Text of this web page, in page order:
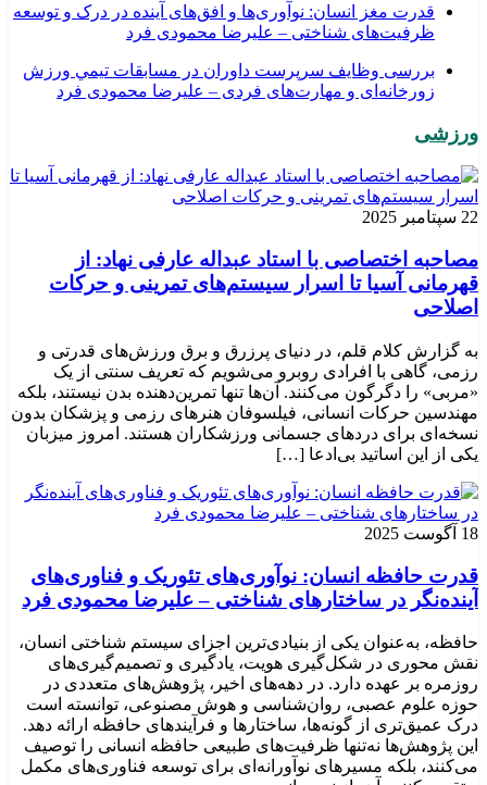
قدرت مغز انسان: نوآوری‌ها و افق‌های آینده در درک و توسعه
ظرفیت‌های شناختی – علیرضا محمودی فرد
بررسی وظايف سرپرست داوران در مسابقات تیمي ورزش
زورخانه‌ای و مهارت‌های فردی – علیرضا محمودی فرد
ورزشی
22 سپتامبر 2025
مصاحبه اختصاصی با استاد عبداله عارفی نهاد: از
قهرمانی آسیا تا اسرار سیستم‌های تمرینی و حرکات
اصلاحی
به گزارش کلام قلم، در دنیای پرزرق و برق ورزش‌های قدرتی و
رزمی، گاهی با افرادی روبرو می‌شویم که تعریف سنتی از یک
«مربی» را دگرگون می‌کنند. آن‌ها تنها تمرین‌دهنده بدن نیستند، بلکه
مهندسین حرکات انسانی، فیلسوفان هنرهای رزمی و پزشکان بدون
نسخه‌ای برای دردهای جسمانی ورزشکاران هستند. امروز میزبان
یکی از این اساتید بی‌ادعا […]
18 آگوست 2025
قدرت حافظه انسان: نوآوری‌های تئوریک و فناوری‌های
آینده‌نگر در ساختارهای شناختی – علیرضا محمودی فرد
حافظه، به‌عنوان یکی از بنیادی‌ترین اجزای سیستم شناختی انسان،
نقش محوری در شکل‌گیری هویت، یادگیری و تصمیم‌گیری‌های
روزمره بر عهده دارد. در دهه‌های اخیر، پژوهش‌های متعددی در
حوزه علوم عصبی، روان‌شناسی و هوش مصنوعی، توانسته‌ است
درک عمیق‌تری از گونه‌ها، ساختارها و فرآیندهای حافظه ارائه دهد.
این پژوهش‌ها نه‌تنها ظرفیت‌های طبیعی حافظه انسانی را توصیف
می‌کنند، بلکه مسیرهای نوآورانه‌ای برای توسعه فناوری‌های مکمل